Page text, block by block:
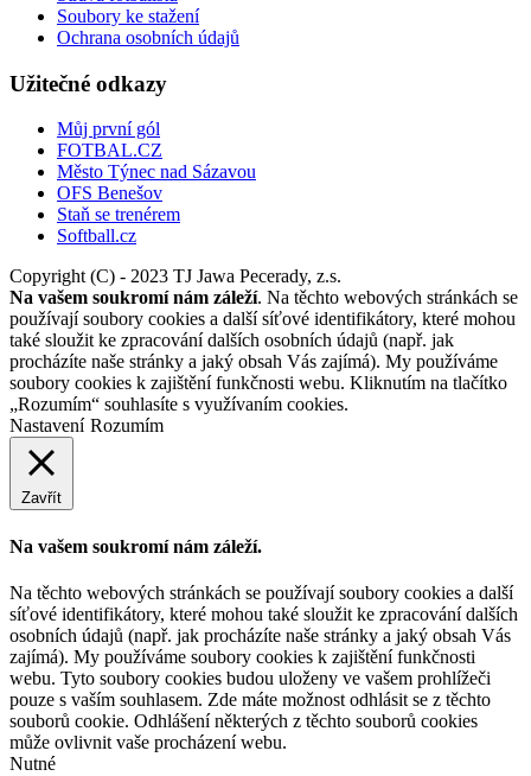
Soubory ke stažení
Ochrana osobních údajů
Užitečné odkazy
Můj první gól
FOTBAL.CZ
Město Týnec nad Sázavou
OFS Benešov
Staň se trenérem
Softball.cz
Copyright (C) - 2023 TJ Jawa Pecerady, z.s.
Na vašem soukromí nám záleží. Na těchto webových stránkách se
používají soubory cookies a další síťové identifikátory, které mohou
také sloužit ke zpracování dalších osobních údajů (např. jak
procházíte naše stránky a jaký obsah Vás zajímá). My používáme
soubory cookies k zajištění funkčnosti webu. Kliknutím na tlačítko
„Rozumím“ souhlasíte s využívaním cookies.
Nastavení Rozumím
Zavřít
Na vašem soukromí nám záleží.
Na těchto webových stránkách se používají soubory cookies a další
síťové identifikátory, které mohou také sloužit ke zpracování dalších
osobních údajů (např. jak procházíte naše stránky a jaký obsah Vás
zajímá). My používáme soubory cookies k zajištění funkčnosti
webu. Tyto soubory cookies budou uloženy ve vašem prohlížeči
pouze s vaším souhlasem. Zde máte možnost odhlásit se z těchto
souborů cookie. Odhlášení některých z těchto souborů cookies
může ovlivnit vaše procházení webu.
Nutné